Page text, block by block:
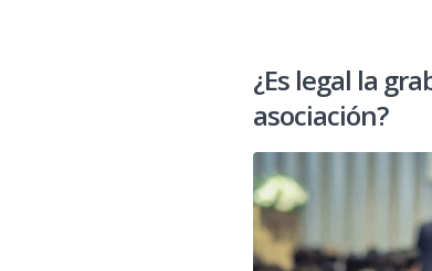
¿Es legal la
asociación?